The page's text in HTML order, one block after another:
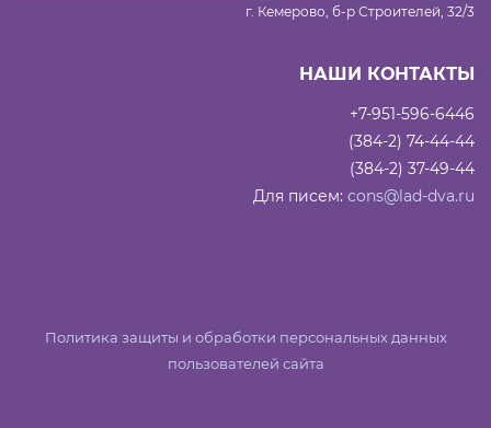
г. Кемерово, б-р Строителей, 32/3
НАШИ КОНТАКТЫ
+7-951-596-6446
(384-2) 74-44-44
(384-2) 37-49-44
Для писем: cons@lad-dva.ru
Политика защиты и обработки персональных данных
пользователей сайта